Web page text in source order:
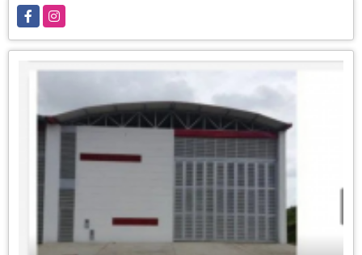
FacebookInstagram